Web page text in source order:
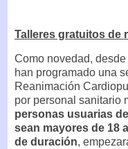
Talleres gratuitos de
Como novedad,
han programado una
Reanimación
por personal sanitario
personas usuarias
sean mayores de 18
de duración,